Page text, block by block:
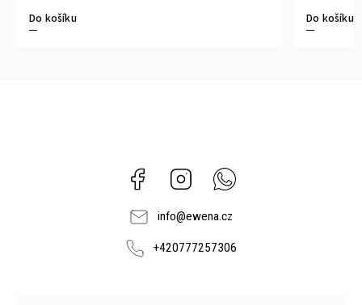
Do košíku Do košíku
Facebook Instagram
info@ewena.cz
+420777257306